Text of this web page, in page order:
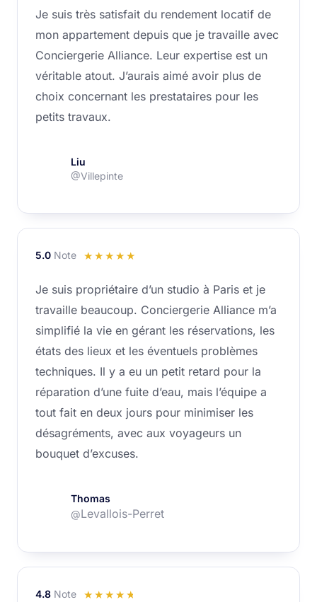
sur
5
Je suis très satisfait du rendement locatif de
mon appartement depuis que je travaille avec
Conciergerie Alliance. Leur expertise est un
véritable atout. J’aurais aimé avoir plus de
choix concernant les prestataires pour les
petits travaux.
Liu
@Villepinte
5.0 Note ☆ ☆ ☆ ☆ ☆
sur
5
Je suis propriétaire d’un studio à Paris et je
travaille beaucoup. Conciergerie Alliance m’a
simplifié la vie en gérant les réservations, les
états des lieux et les éventuels problèmes
techniques. Il y a eu un petit retard pour la
réparation d’une fuite d’eau, mais l’équipe a
tout fait en deux jours pour minimiser les
désagréments, avec aux voyageurs un
bouquet d’excuses.
Thomas
@Levallois-Perret
4.8 Note ☆ ☆ ☆ ☆ ☆